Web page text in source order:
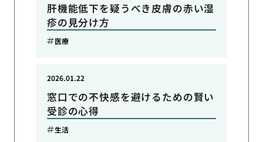
肝機能低下を疑うべき皮膚の赤い湿
疹の見分け方
医療
窓口での不快感を避けるための賢い
受診の心得
2026.01.22
生活